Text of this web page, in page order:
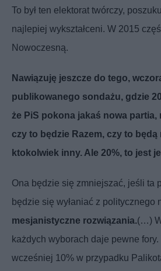
To był ten elektorat twórczy,
najlepiej wykształceni. W 2015
Nowoczesną.
Nawiązuję jeszcze do tego,
publikowanego sondażu, gdzie
że PiS pokona jakaś nowa partia,
czy to będzie Razem, czy to
ktokolwiek inny. Ale 20%, to jest
Ona będzie się zmniejszać, jeśli ta
będzie się wyłaniać z politycznego
mesjanistyczne rozwiązania.(…)
każdych wyborach daje pewne fory.
wcześniej 10% w przypadku